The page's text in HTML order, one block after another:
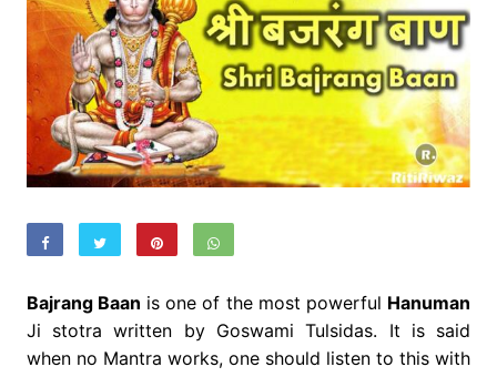
Bajrang Baan is one of the most powerful Hanuman
Ji stotra written by Goswami Tulsidas. It is said
when no Mantra works, one should listen to this with